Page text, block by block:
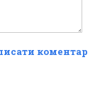
коментар